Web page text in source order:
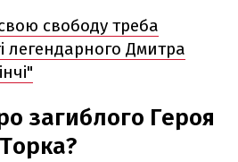
свободу треба
легендарного Дмитра
загиблого Героя